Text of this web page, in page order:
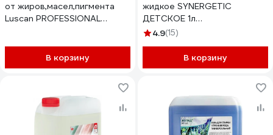
от жиров,масел,пигмента
Luscan PROFESSIONAL
В корзину
жидкое SYNERGETIC
ДЕТСКОЕ 1л
ГИПОАЛЛЕРГЕННОЕ гель
4.9(15)
В корзину